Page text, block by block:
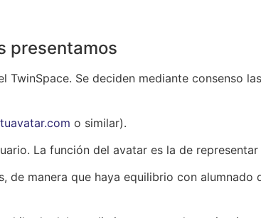
presentamos
Se deciden mediante consenso
o similar).
La función del avatar es la de
de manera que haya equilibrio con